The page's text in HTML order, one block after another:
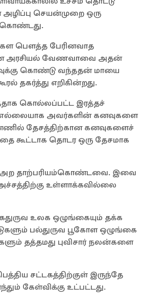
செயன்முறை ஒரு
கொண்டது.
பௌத்த பேரினவாத
அரசியல் வேணவாவை அதன்
கொண்டு வந்ததன் மாயை
தகர்த்து எறிகின்றது.
கொல்லப்பட்ட இரத்தச்
எல்லையாக அவர்களின் கனவுகளை
தேசத்திற்கான கனவுகளைச்
கூட்டாக தொடர ஒரு தேசமாக
அற தாற்பரியம்கொண்டவை. இவை
உள்ளாக்கவில்லை
உலக ஒழுங்கையும் தக்க
பல்துருவ பூகோள ஒழுங்கை
தத்தமது புவிசார் நலன்களை
சட்டகத்திற்குள் இருந்தே
கேள்விக்கு உட்பட்டது.